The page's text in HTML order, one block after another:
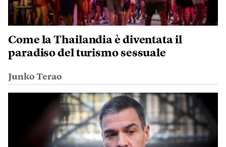
Come la Thailandia è diventata il
paradiso del turismo sessuale
Junko Terao